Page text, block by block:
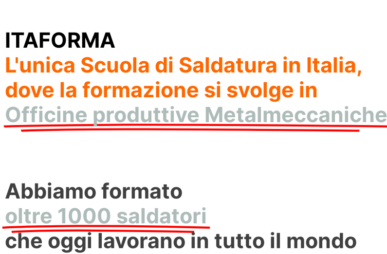
ITAFORMA
L'unica Scuola di Saldatura in Italia,
dove la formazione si svolge in
Officine produttive Metalmeccaniche
Abbiamo formato
oltre 1000 saldatori
che oggi lavorano in tutto il mondo